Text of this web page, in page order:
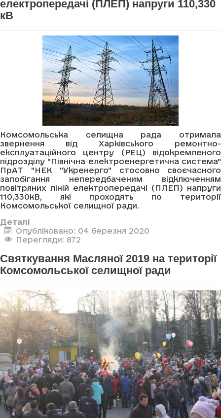
електропередачі (ПЛЕП) напруги 110,330
кВ
Комсомольська селищна рада отримала
звернення від Харківського ремонтно-
експлуатаційного центру (РЕЦ) відокремленого
підрозділу "Північна електроенергетична система"
ПрАТ "НЕК "Укренерго" стосовно своєчасного
запобігання непередбаченим відключенням
повітряних ліній електропередачі (ПЛЕП) напруги
110,330кВ, які проходять по території
Комсомольської селищної ради.
Деталі
Опубліковано: 04 березня 2020
Перегляди: 872
Святкування Масляної 2019 на території
Комсомольської селищної ради